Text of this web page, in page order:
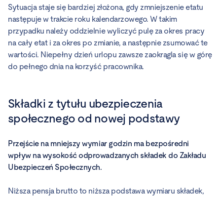
Sytuacja staje się bardziej złożona, gdy zmniejszenie etatu
następuje w trakcie roku kalendarzowego. W takim
przypadku należy oddzielnie wyliczyć pulę za okres pracy
na cały etat i za okres po zmianie, a następnie zsumować te
wartości. Niepełny dzień urlopu zawsze zaokrągla się w górę
do pełnego dnia na korzyść pracownika.
Składki z tytułu ubezpieczenia
społecznego od nowej podstawy
Przejście na mniejszy wymiar godzin ma bezpośredni
wpływ na wysokość odprowadzanych składek do Zakładu
Ubezpieczeń Społecznych.
Niższa pensja brutto to niższa podstawa wymiaru składek,